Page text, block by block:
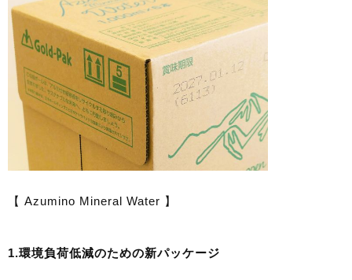
【 Azumino Mineral Water 】
1.環境負荷低減のための新パッケージ